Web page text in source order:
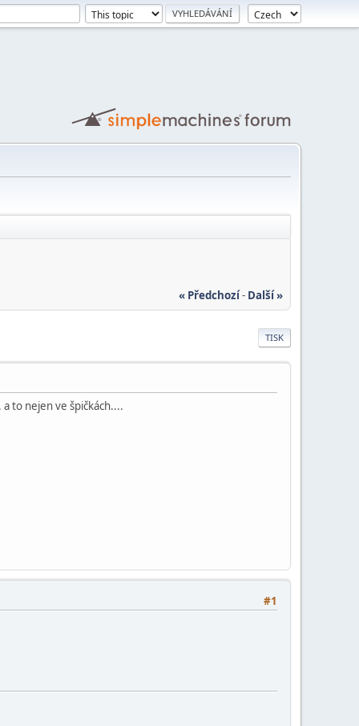
« Předchozí- Další »
TISK
to nejen ve špičkách....
#1